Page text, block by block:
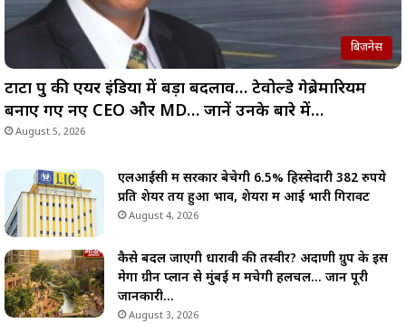
बिज़नेस
टाटा ग्रुप की एयर इंडिया में बड़ा बदलाव… टेवोल्डे गेब्रेमारियम
बनाए गए नए CEO और MD… जानें उनके बारे में…
August 5, 2026
एलआईसी में सरकार बेचेगी 6.5% हिस्सेदारी 382 रुपये
प्रति शेयर तय हुआ भाव, शेयरों में आई भारी गिरावट
August 4, 2026
कैसे बदल जाएगी धारावी की तस्वीर? अदाणी ग्रुप के इस
मेगा ग्रीन प्लान से मुंबई में मचेगी हलचल… जानें पूरी
जानकारी…
August 3, 2026